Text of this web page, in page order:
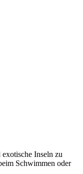
Inseln zu
Schwimmen oder